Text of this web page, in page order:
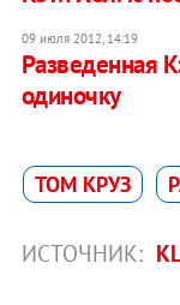
09 июля 2012, 14:19
Разведенная
одиночку
ТОМ КРУЗ
ИСТОЧНИК: